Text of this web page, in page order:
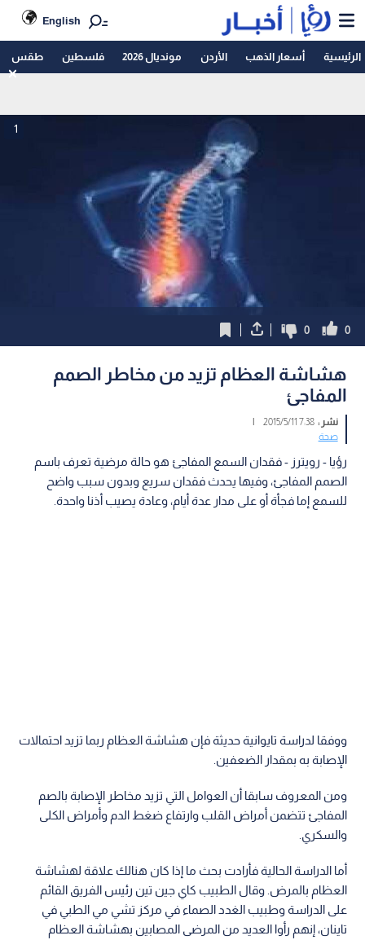
English
الرئيسية أسعار الذهب الأردن مونديال 2026 فلسطين طقس
1
0
0
هشاشة العظام تزيد من مخاطر الصمم
المفاجئ
نشر :7:38 2015/5/11
|
صحة
رؤيا - رويترز - فقدان السمع المفاجئ هو حالة مرضية تعرف باسم
الصمم المفاجئ، وفيها يحدث فقدان سريع وبدون سبب واضح
للسمع إما فجأة أو على مدار عدة أيام، وعادة يصيب أذنا واحدة.
ووفقا لدراسة تايوانية حديثة فإن هشاشة العظام ربما تزيد احتمالات
الإصابة به بمقدار الضعفين.
ومن المعروف سابقا أن العوامل التي تزيد مخاطر الإصابة بالصم
المفاجئ تتضمن أمراض القلب وارتفاع ضغط الدم وأمراض الكلى
والسكري.
أما الدراسة الحالية فأرادت بحث ما إذا كان هنالك علاقة لهشاشة
العظام بالمرض. وقال الطبيب كاي جين تين رئيس الفريق القائم
على الدراسة وطبيب الغدد الصماء في مركز تشي مي الطبي في
تاينان، إنهم رأوا العديد من المرضى المصابين بهشاشة العظام